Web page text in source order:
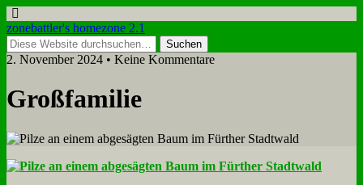
zonebattler's homezone 2.1
2. November 2024 • Keine Kommentare
Groß­fa­mi­lie